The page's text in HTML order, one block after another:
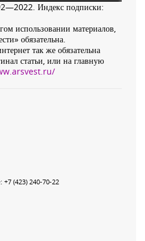
Индекс подписки:
использовании материалов,
обязательна.
так же обязательна
статьи, или на главную
+7 (423) 240-70-22